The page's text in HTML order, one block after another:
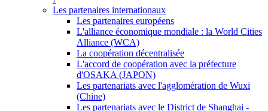
Les partenaires internationaux
Les partenaires européens
L'alliance économique mondiale : la World Cities
Alliance (WCA)
La coopération décentralisée
L'accord de coopération avec la préfecture
d'OSAKA (JAPON)
Les partenariats avec l'agglomération de Wuxi
(Chine)
Les partenariats avec le District de Shanghai -